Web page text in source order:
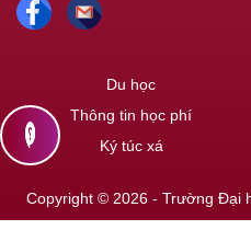
Du học
Thông tin học phí
Ký túc xá
Copyright © 2026 - Trường Đại
contact_support